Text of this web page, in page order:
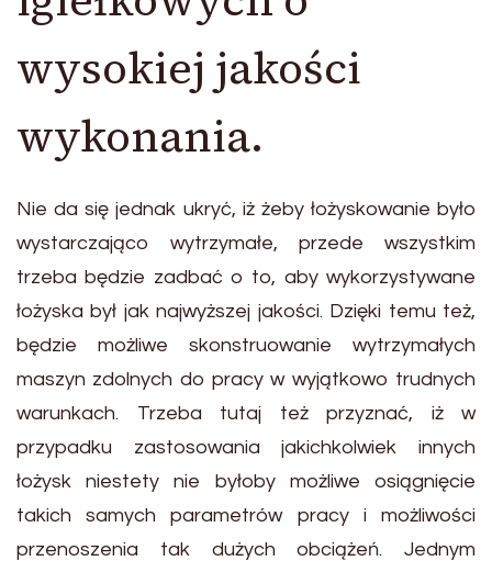
wysokiej jakości
wykonania.
Nie da się jednak ukryć, iż żeby łożyskowanie było
wystarczająco wytrzymałe, przede wszystkim
trzeba będzie zadbać o to, aby wykorzystywane
łożyska był jak najwyższej jakości. Dzięki temu też,
będzie możliwe skonstruowanie wytrzymałych
maszyn zdolnych do pracy w wyjątkowo trudnych
warunkach. Trzeba tutaj też przyznać, iż w
przypadku zastosowania jakichkolwiek innych
łożysk niestety nie byłoby możliwe osiągnięcie
takich samych parametrów pracy i możliwości
przenoszenia tak dużych obciążeń. Jednym